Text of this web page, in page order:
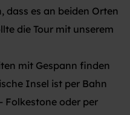
dass es an beiden Orten
die Tour mit unserem
mit Gespann finden
Insel ist per Bahn
Folkestone oder per